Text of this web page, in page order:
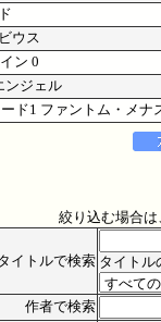
ウス
ン 0
ンジェル
ド1 ファントム・メナ
絞り込む場合
イトルで検索 タイトル
作者で検索